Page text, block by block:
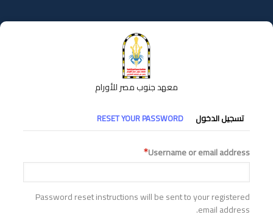
إلى
المحتوى
معهد جنوب مصر للأورام
التبويبات
الأساسية
تسجيل الدخول RESET YOUR PASSWORD
Username or email address
Password reset instructions will be sent to your registered
email address.